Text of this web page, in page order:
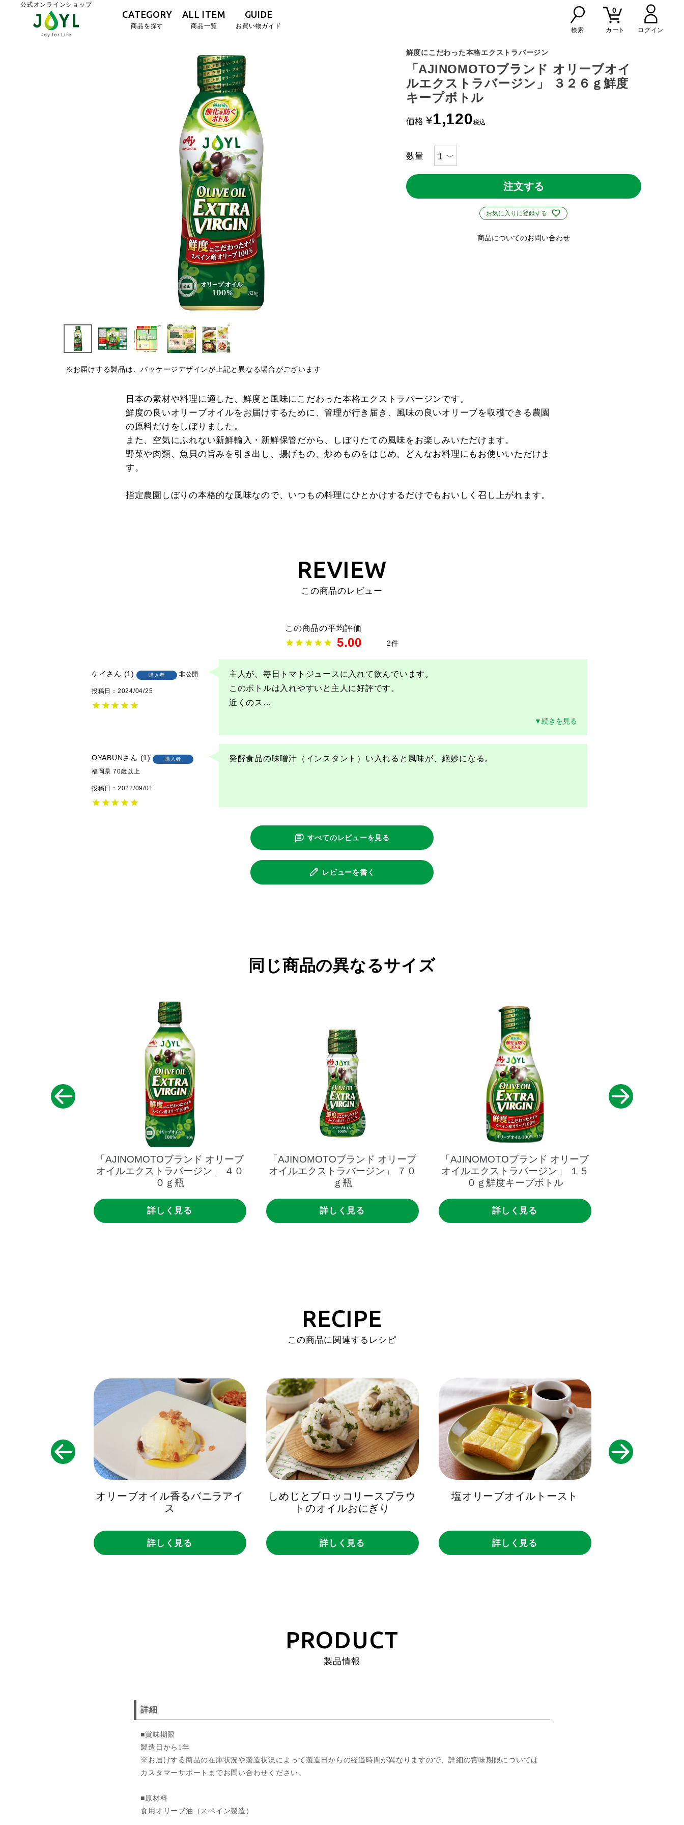
公式オンラインショップ
CATEGORY
商品を探す
ALL ITEM
商品一覧
GUIDE
お買い物ガイド
検索
0
カート
※お届けする製品は、パッケージデザインが上記と異なる場合がございます
鮮度にこだわった本格エクストラバージン
「AJINOMOTOブランド オリーブオイ
ルエクストラバージン」 ３２６ｇ鮮度
キープボトル
価格 ¥1,120税込
注文する
お気に入りに登録する
商品についてのお問い合わせ
日本の素材や料理に適した、鮮度と風味にこだわった本格エクストラバージンです。
鮮度の良いオリーブオイルをお届けするために、管理が行き届き、風味の良いオリーブを収穫できる農園
の原料だけをしぼりました。
また、空気にふれない新鮮輸入・新鮮保管だから、しぼりたての風味をお楽しみいただけます。
野菜や肉類、魚貝の旨みを引き出し、揚げもの、炒めものをはじめ、どんなお料理にもお使いいただけま
す。
指定農園しぼりの本格的な風味なので、いつもの料理にひとかけするだけでもおいしく召し上がれます。
REVIEW
この商品のレビュー
5.00 2
ケイ 1 購入者 非公開
投稿日 2024/04/25
主人が、毎日トマトジュースに入れて飲んでいます。
このボトルは入れやすいと主人に好評です。
近くのス …
▼続きを見る
OYABUN 1 購入者
福岡県 70歳以上
投稿日 2022/09/01
発酵食品の味噌汁（インスタント）い入れると風味が、絶妙になる。
すべてのレビューを見る
レビューを書く
同じ商品の異なるサイズ
「AJINOMOTOブランド オリーブ
オイルエクストラバージン」
４０
０ｇ瓶
詳しく見る
「AJINOMOTOブランド オリーブ
オイルエクストラバージン」
７０
ｇ瓶
詳しく見る
「AJINOMOTOブランド オリーブ
オイルエクストラバージン」
１５
０ｇ鮮度キープボトル
詳しく見る
RECIPE
この商品に関連するレシピ
オリーブオイル香るバニラアイ
ス
詳しく見る
しめじとブロッコリースプラウ
トのオイルおにぎり
詳しく見る
塩オリーブオイルトースト
詳しく見る
PRODUCT
製品情報
詳細
■賞味期限
製造日から1年
※お届けする商品の在庫状況や製造状況によって製造日からの経過時間が異なりますので、詳細の賞味期限については
カスタマーサポートまでお問い合わせください。
■原材料
食用オリーブ油（スペイン製造）